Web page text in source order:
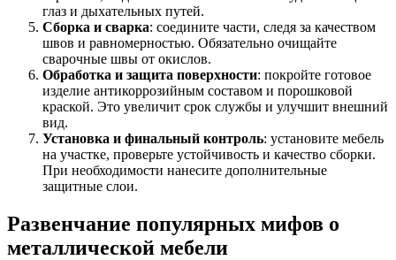
глаз и дыхательных путей.
Сборка и сварка: соедините части, следя за качеством
швов и равномерностью. Обязательно очищайте
сварочные швы от окислов.
Обработка и защита поверхности: покройте готовое
изделие антикоррозийным составом и порошковой
краской. Это увеличит срок службы и улучшит внешний
вид.
Установка и финальный контроль: установите мебель
на участке, проверьте устойчивость и качество сборки.
При необходимости нанесите дополнительные
защитные слои.
Развенчание популярных мифов о
металлической мебели